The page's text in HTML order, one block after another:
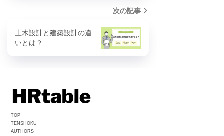
次の記事
土木設計と建築設計の違
いとは？
TOP
TENSHOKU
AUTHORS